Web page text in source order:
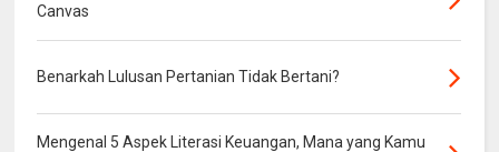
Canvas
Benarkah Lulusan Pertanian Tidak Bertani?
Mengenal 5 Aspek Literasi Keuangan, Mana yang Kamu